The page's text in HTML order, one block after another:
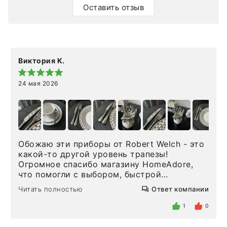
Оставить отзыв
Виктория К.
24 мая 2026
Обожаю эти приборы от Robert Welch - это
какой-то другой уровень трапезы!
Огромное спасибо магазину HomeAdore,
что помогли с выбором, быстрой
доставкой и высоким сервисом. Один раз
была здесь лично, забирала чайные ложки,
внутри очень много антикварной посуды,
Читать полностью Ответ компании
1 0